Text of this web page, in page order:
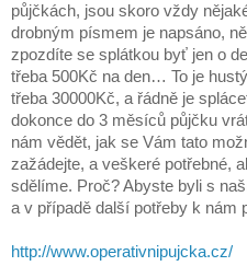
půjčkách, jsou skoro vždy
drobným písmem je napsáno,
zpozdíte se splátkou byť jen o
třeba 500Kč na den… To je
třeba 30000Kč, a řádně je
dokonce do 3 měsíců půjčku
nám vědět, jak se Vám tato
zažádejte, a veškeré potřebné,
sdělíme. Proč? Abyste byli s
a v případě další potřeby k nám
http://www.operativnipujcka.cz/